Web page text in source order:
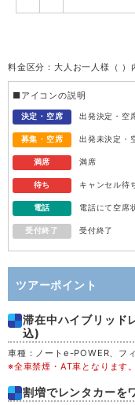
12
木 13
金 14
日 16
月 17
火 18
水 19
料金区分：大人お一人様（ ）
■アイコンの説明
決定・空席 出発決定・空
募集・空席 出発未決定・
満席 満席
待ち キャンセル待
電話 電話にて空席
受付終了 受付終了
ツアーポイント
滞在中ハイブリッド
込)
車種：ノートe-POWER、フ
※全車禁煙・AT車となります。
割増でレンタカーを